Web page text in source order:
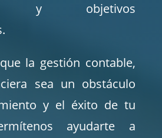
y objetivos
la gestión contable,
sea un obstáculo
y el éxito de tu
ayudarte a